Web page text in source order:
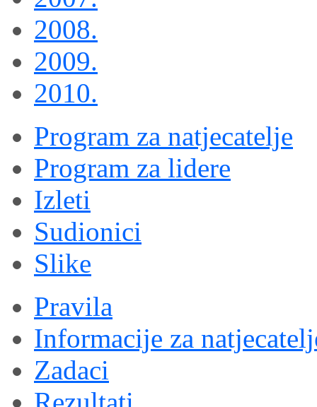
2008.
2009.
2010.
Program za natjecatelje
Program za lidere
Izleti
Sudionici
Slike
Pravila
Informacije za
Zadaci